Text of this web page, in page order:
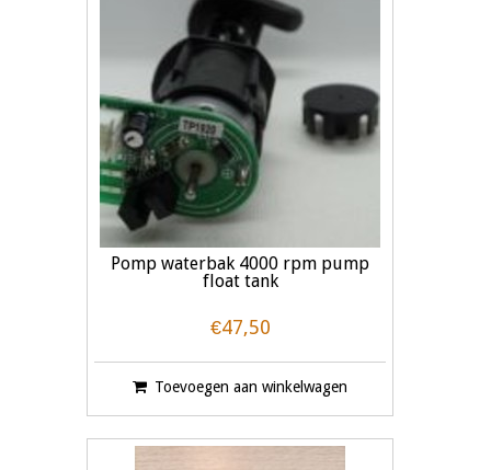
Pomp waterbak 4000 rpm pump
float tank
€47,50
Toevoegen aan winkelwagen